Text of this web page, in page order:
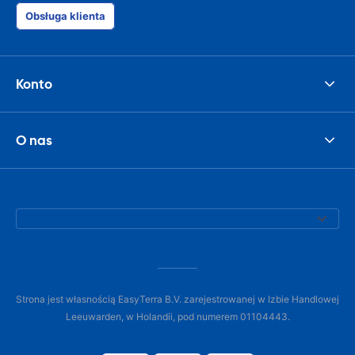
Obsługa klienta
Konto
O nas
Strona jest własnością EasyTerra B.V. zarejestrowanej w Izbie Handlowej
Leeuwarden, w Holandii, pod numerem 01104443.